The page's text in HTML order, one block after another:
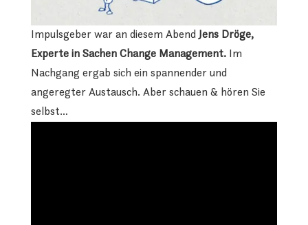
Impulsgeber war an diesem Abend Jens Dröge,
Experte in Sachen Change Management.Im
Nachgang ergab sich ein spannender und
angeregter Austausch. Aber schauen & hören Sie
selbst…